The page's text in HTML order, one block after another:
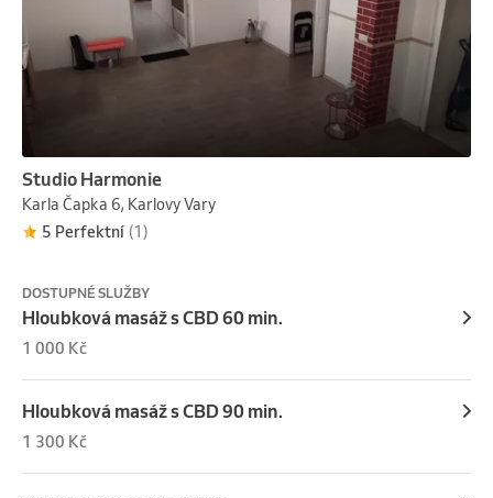
Studio Harmonie
Karla Čapka 6, Karlovy Vary
5 Perfektní (1)
DOSTUPNÉ SLUŽBY
Hloubková masáž s CBD 60 min.
1 000 Kč
Hloubková masáž s CBD 90 min.
1 300 Kč